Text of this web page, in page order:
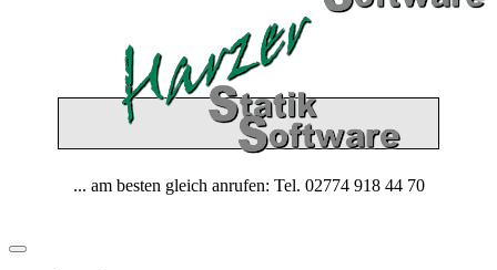
... am besten gleich anrufen: Tel. 02774 918 44 70